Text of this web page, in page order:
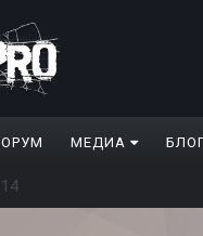
МЕДИА